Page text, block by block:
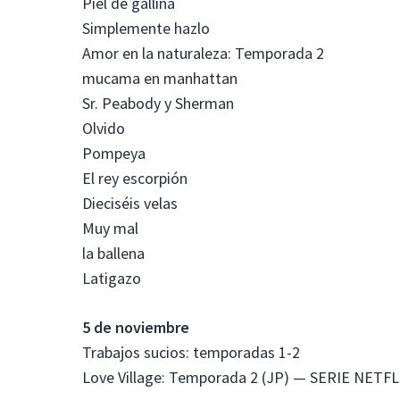
Simplemente hazlo
Amor en la naturaleza: Temporada 2
mucama en manhattan
Sr. Peabody y Sherman
Olvido
Pompeya
El rey escorpión
Dieciséis velas
Muy mal
la ballena
Latigazo
5 de noviembre
Trabajos sucios: temporadas 1-2
Love Village: Temporada 2 (JP) — SERIE